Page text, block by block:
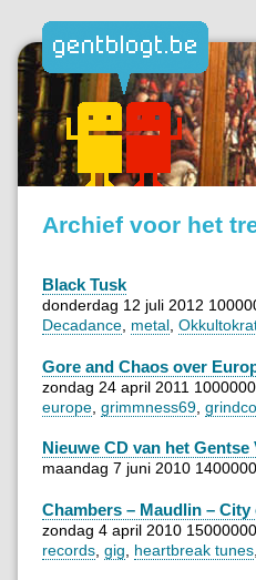
Archief voor het
Black Tusk
donderdag 12 juli 2012
Decadance metal
Gore and Chaos over
zondag 24 april 2011
europe grimmness69
Nieuwe CD van het
maandag 7 juni 2010
Chambers – Maudlin – City
zondag 4 april 2010
records gig heartbreak tunes